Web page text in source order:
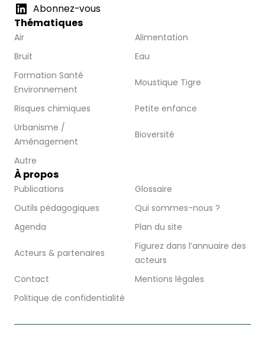
Abonnez-vous
Thématiques
Air
Alimentation
Bruit
Eau
Formation Santé
Environnement
Moustique Tigre
Risques chimiques
Petite enfance
Urbanisme /
Aménagement
Bioversité
Autre
À propos
Publications
Glossaire
Outils pédagogiques
Qui sommes-nous ?
Agenda
Plan du site
Acteurs & partenaires
Figurez dans l’annuaire des
acteurs
Contact
Mentions légales
Politique de confidentialité